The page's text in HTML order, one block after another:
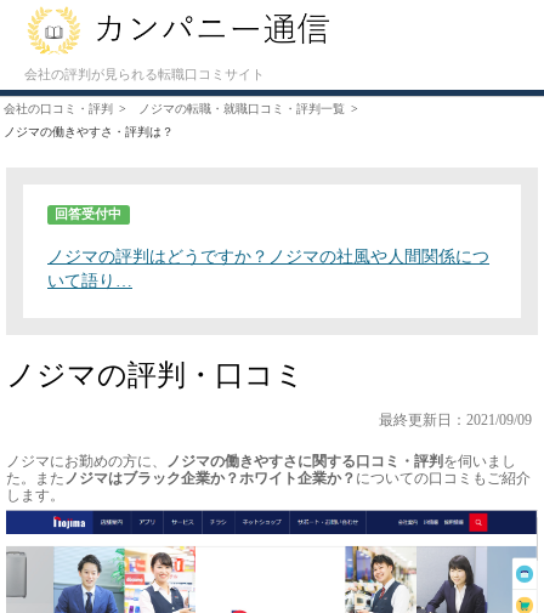
会社の評判が見られる転職口コミサイト
会社の口コミ・評判
ノジマの転職・就職口コミ・評判一覧
ノジマの働きやすさ・評判は？
回答受付中
ノジマの評判はどうですか？ノジマの社風や人間関係につ
いて語り…
ノジマの評判・口コミ
最終更新日：2021/09/09
ノジマにお勤めの方に、 ノジマの働きやすさに関する口コミ・評判 を伺いまし
た。また ノジマはブラック企業か？ホワイト企業か？ についての口コミもご紹介
します。